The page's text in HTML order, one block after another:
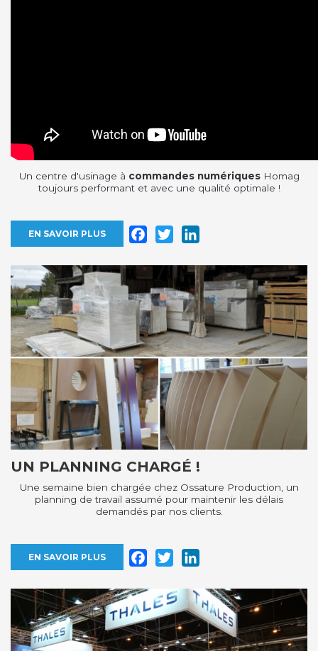
Un centre d'usinage à commandes numériquesHomag
toujours performant et avec une qualité optimale !
EN SAVOIR PLUS Facebook
Twitter
UN PLANNING CHARGÉ !
Une semaine bien chargée chez Ossature Production, un
planning de travail assumé pour maintenir les délais
demandés par nos clients.
EN SAVOIR PLUS Facebook
Twitter